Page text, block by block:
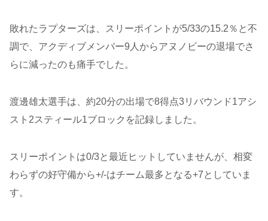
敗れたラプターズは、スリーポイントが5/33の15.2％と不
調で、アクディブメンバー9人からアヌノビーの退場でさ
らに減ったのも痛手でした。
渡邊雄太選手は、約20分の出場で8得点3リバウンド1アシ
スト2スティール1ブロックを記録しました。
スリーポイントは0/3と最近ヒットしていませんが、相変
わらずの好守備から+/-はチーム最多となる+7としていま
す。